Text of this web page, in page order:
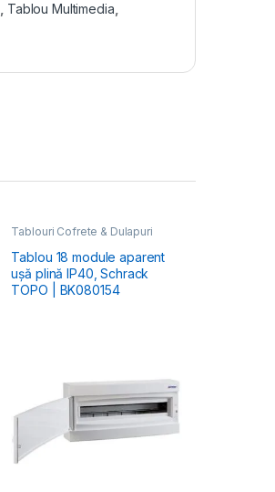
, Tablou Multimedia,
Tablouri Cofrete & Dulapuri
Tablouri Electrice
Rezidențiale Aparente
Tablou 18 module aparent
ușă plină IP40, Schrack
TOPO | BK080154